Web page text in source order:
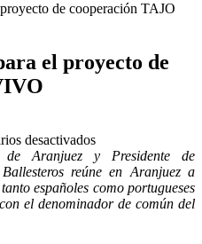
de cooperación TAJO
el proyecto de
desactivadosen
Firma
del
convenio
para
Aranjuez y Presidente de
reúne en Aranjuez a
españoles como portugueses
el denominador de común del